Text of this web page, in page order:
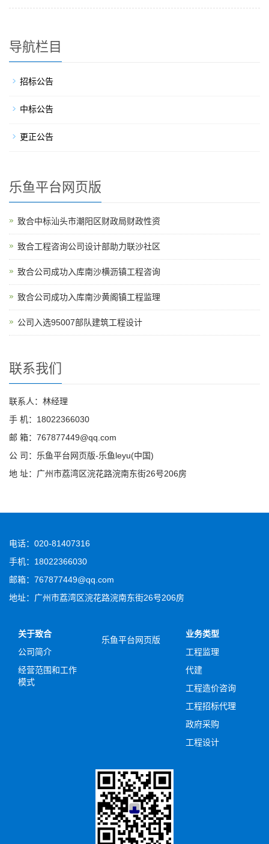
导航栏目
招标公告
中标公告
更正公告
乐鱼平台网页版
致合中标汕头市潮阳区财政局财政性资
致合工程咨询公司设计部助力联沙社区
致合公司成功入库南沙横沥镇工程咨询
致合公司成功入库南沙黄阁镇工程监理
公司入选95007部队建筑工程设计
联系我们
联系人：林经理
手 机：18022366030
邮 箱：767877449@qq.com
公 司：乐鱼平台网页版-乐鱼leyu(中国)
地 址：广州市荔湾区浣花路浣南东街26号206房
电话：020-81407316
手机：18022366030
邮箱：767877449@qq.com
地址：广州市荔湾区浣花路浣南东街26号206房
关于致合
公司简介
经营范围和工作
模式
乐鱼平台网页版
业务类型
工程监理
代建
工程造价咨询
工程招标代理
政府采购
工程设计